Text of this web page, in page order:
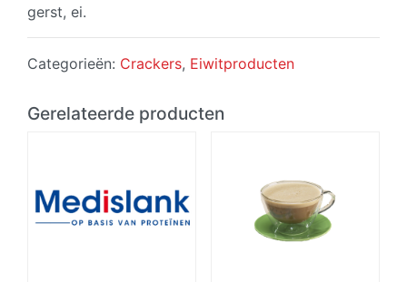
gerst, ei.
Categorieën: Crackers, Eiwitproducten
Gerelateerde producten